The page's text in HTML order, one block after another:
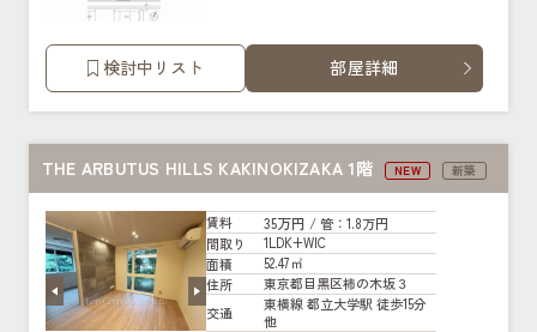
検討中リスト 部屋詳細
THE ARBUTUS HILLS KAKINOKIZAKA 1階 NEW 新築
賃料 35万円 / 管：1.8万円
間取り
1LDK+WIC
面積
52.47㎡
住所
東京都目黒区柿の木坂３
交通
東横線 都立大学駅 徒歩15分
他